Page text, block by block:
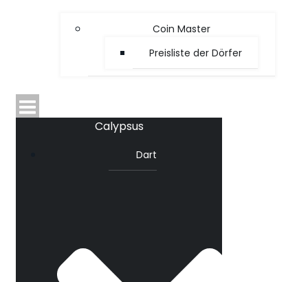
Coin Master
Preisliste der Dörfer
Calypsus
Dart